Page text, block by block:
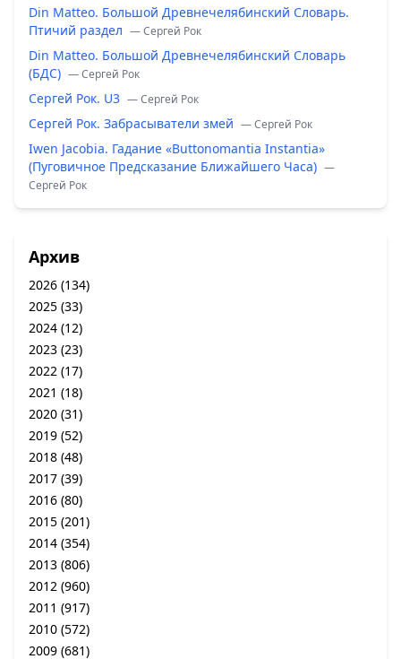
Din Matteo. Большой Древнечелябинский Словарь.
Птичий раздел — Сергей Рок
Din Matteo. Большой Древнечелябинский Словарь
(БДС) — Сергей Рок
Сергей Рок. U3 — Сергей Рок
Сергей Рок. Забрасыватели змей — Сергей Рок
Iwen Jacobia. Гадание «Buttonomantia Instantia»
(Пуговичное Предсказание Ближайшего Часа) —
Сергей Рок
Архив
2026 (134)
2025 (33)
2024 (12)
2023 (23)
2022 (17)
2021 (18)
2020 (31)
2019 (52)
2018 (48)
2017 (39)
2016 (80)
2015 (201)
2014 (354)
2013 (806)
2012 (960)
2011 (917)
2010 (572)
2009 (681)